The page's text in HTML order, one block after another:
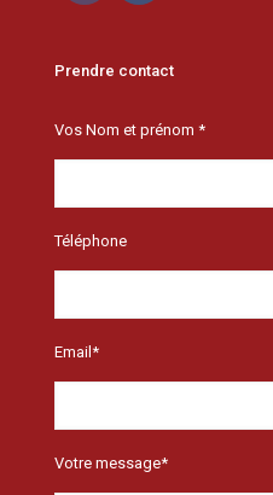
Prendre contact
Vos Nom et prénom *
Téléphone
Email*
Votre message*